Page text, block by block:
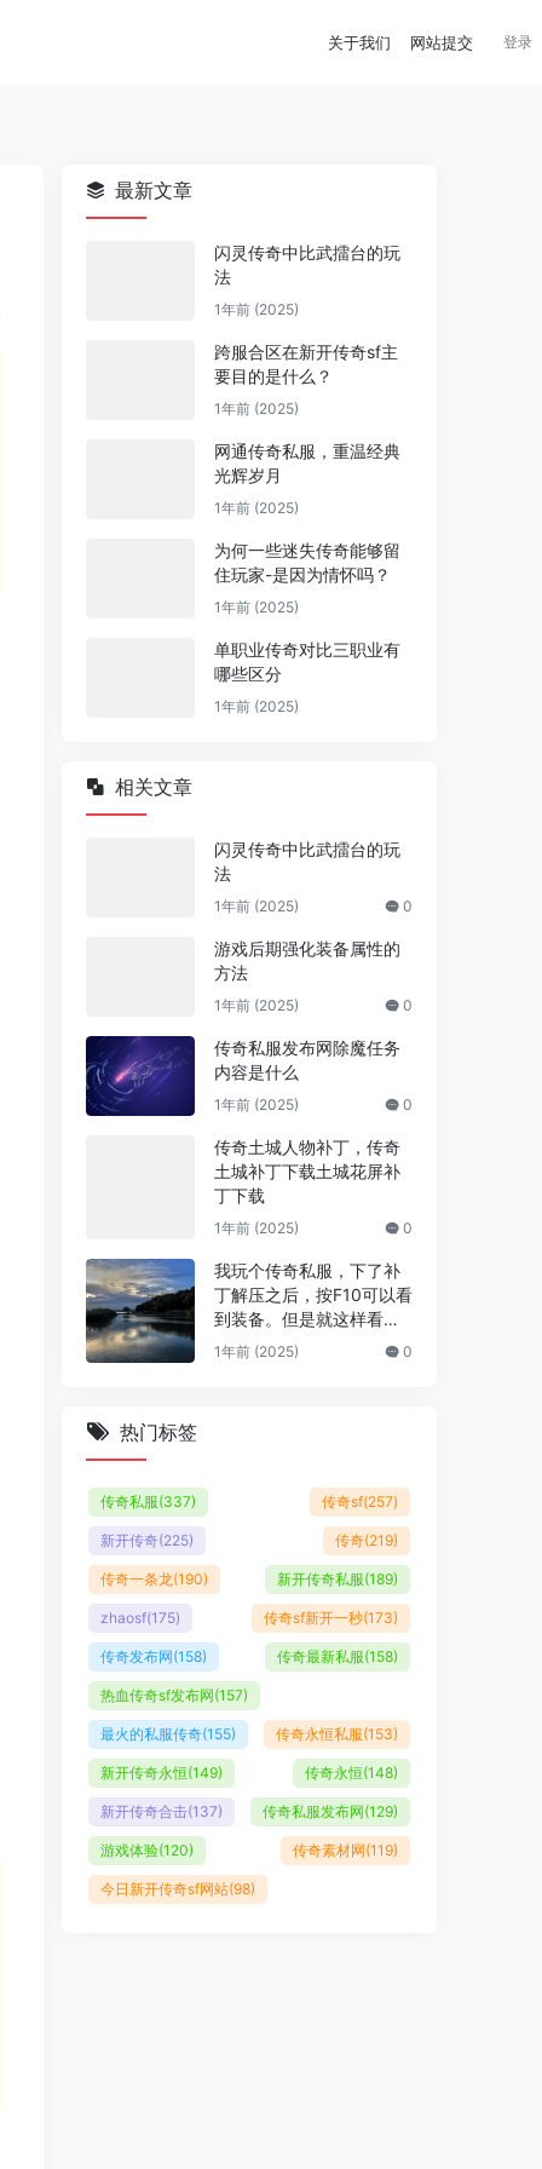
关于我们 网站提交 登录
最新文章
闪灵传奇中比武擂台的玩
法
1年前 (2025)
跨服合区在新开传奇sf主
要目的是什么？
1年前 (2025)
网通传奇私服，重温经典
光辉岁月
1年前 (2025)
为何一些迷失传奇能够留
住玩家-是因为情怀吗？
1年前 (2025)
单职业传奇对比三职业有
哪些区分
1年前 (2025)
相关文章
闪灵传奇中比武擂台的玩
法
1年前 (2025) 0
游戏后期强化装备属性的
方法
1年前 (2025) 0
传奇私服发布网除魔任务
内容是什么
1年前 (2025) 0
传奇土城人物补丁，传奇
土城补丁下载土城花屏补
丁下载
1年前 (2025) 0
我玩个传奇私服，下了补
丁解压之后，按F10可以看
到装备。但是就这样看就
看不到衣服和武器，这是
1年前 (2025) 0
热门标签
传奇私服(337) 传奇sf(257)
新开传奇(225) 传奇(219)
传奇一条龙(190) 新开传奇私服(189)
zhaosf(175) 传奇sf新开一秒(173)
传奇发布网(158) 传奇最新私服(158)
热血传奇sf发布网(157)
最火的私服传奇(155) 传奇永恒私服(153)
新开传奇永恒(149) 传奇永恒(148)
新开传奇合击(137) 传奇私服发布网(129)
游戏体验(120) 传奇素材网(119)
今日新开传奇sf网站(98)